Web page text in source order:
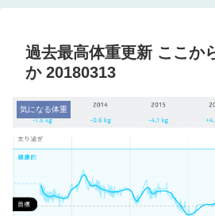
過去最高体重更新 ここか
か 20180313
気になる体重